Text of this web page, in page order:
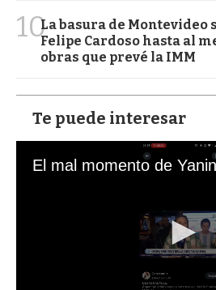
10La basura de Montevideo
Felipe Cardoso hasta al
obras que prevé la IMM
Te puede interesar